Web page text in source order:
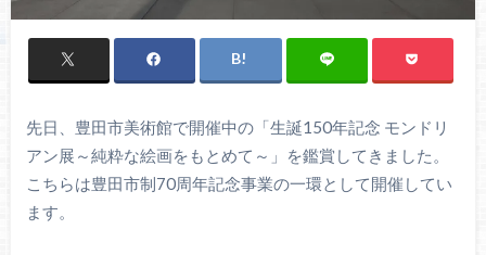
先日、豊田市美術館で開催中の「生誕150年記念 モンドリ
アン展～純粋な絵画をもとめて～」を鑑賞してきました。
こちらは豊田市制70周年記念事業の一環として開催してい
ます。